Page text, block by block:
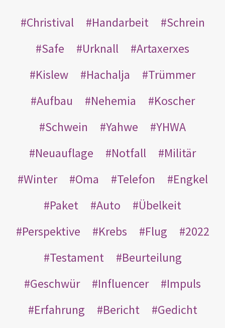
Christival Handarbeit
Schrein
Safe
Urknall
Artaxerxes
Kislew
Hachalja
Trümmer
Aufbau
Nehemia
Koscher
Schwein
Yahwe
YHWA
Neuauflage
Notfall
Militär
Winter
Oma Telefon
Engkel
Paket
Auto
Übelkeit
Perspektive
Krebs Flug
2022
Testament
Beurteilung
Geschwür
Influencer
Impuls
Erfahrung
Bericht
Gedicht